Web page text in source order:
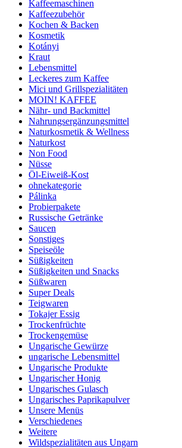
Kaffeemaschinen
Kaffeezubehör
Kochen & Backen
Kosmetik
Kotányi
Kraut
Lebensmittel
Leckeres zum Kaffee
Mici und Grillspezialitäten
MOIN! KAFFEE
Nähr- und Backmittel
Nahrungsergänzungsmittel
Naturkosmetik & Wellness
Naturkost
Non Food
Nüsse
Öl-Eiweiß-Kost
ohnekategorie
Pálinka
Probierpakete
Russische Getränke
Saucen
Sonstiges
Speiseöle
Süßigkeiten
Süßigkeiten und Snacks
Süßwaren
Super Deals
Teigwaren
Tokajer Essig
Trockenfrüchte
Trockengemüse
Ungarische Gewürze
ungarische Lebensmittel
Ungarische Produkte
Ungarischer Honig
Ungarisches Gulasch
Ungarisches Paprikapulver
Unsere Menüs
Verschiedenes
Weitere
Wildspezialitäten aus Ungarn